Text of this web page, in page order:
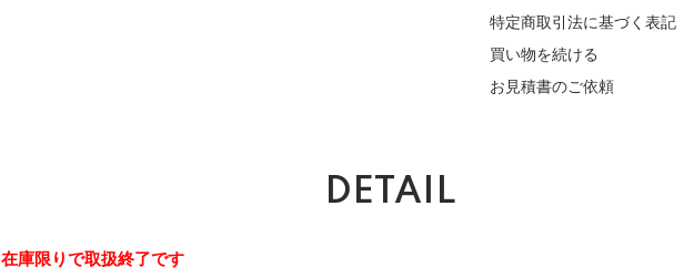
特定商取引法に基づく表記
買い物を続ける
お見積書のご依頼
DETAIL
在庫限りで取扱終了です